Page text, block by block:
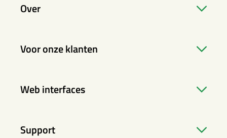
Over
Voor onze klanten
Web interfaces
Support